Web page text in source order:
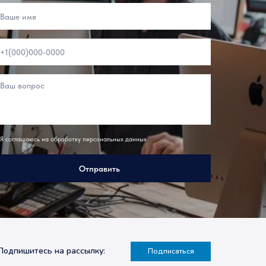
Я соглашаюсь на обработку персональных данных
Отправить
на рассылку: Подписаться